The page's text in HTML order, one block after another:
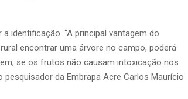
identificação. “A principal vantagem do
encontrar uma árvore no campo, poderá
se os frutos não causam intoxicação nos
da Embrapa Acre Carlos Maurício